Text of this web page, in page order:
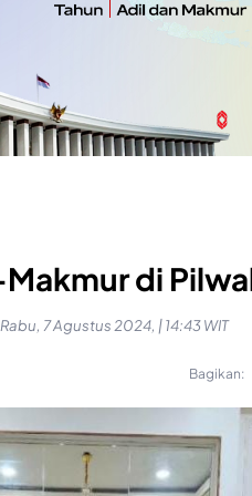
di
Rabu, 7 Agustus 2024, | 14:43 WIT
Bagikan: